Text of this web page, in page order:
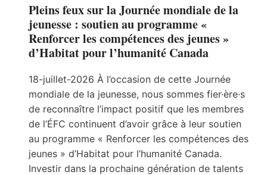
Pleins feux sur la Journée mondiale de la
jeunesse : soutien au programme «
Renforcer les compétences des jeunes »
d’Habitat pour l’humanité Canada
18-juillet-2026 À l’occasion de cette Journée
mondiale de la jeunesse, nous sommes fier·ère·s
de reconnaître l’impact positif que les membres
de l’ÉFC continuent d’avoir grâce à leur soutien
au programme « Renforcer les compétences des
jeunes » d’Habitat pour l’humanité Canada.
Investir dans la prochaine génération de talents